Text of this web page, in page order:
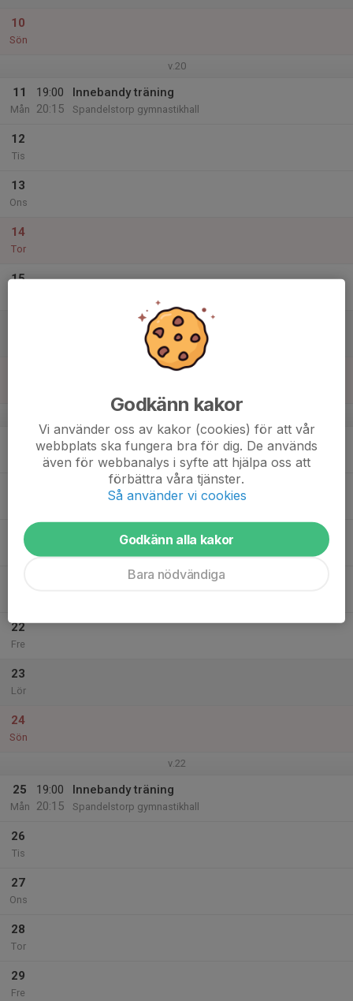
10
Sön
v.20
11
Mån
19:00
20:15
Innebandy träning
Spandelstorp gymnastikhall
12
Tis
13
Ons
14
Tor
15
v.21
19:00
20:15
Innebandy träning
Spandelstorp gymnastikhall
20
Ons
22
Fre
23
Lör
24
Sön
v.22
25
Mån
19:00
20:15
Innebandy träning
Spandelstorp gymnastikhall
26
Tis
27
Ons
28
Tor
29
Fre
Godkänn kakor
Vi använder oss av kakor (cookies) för att vår
webbplats ska fungera bra för dig. De används
även för webbanalys i syfte att hjälpa oss att
förbättra våra tjänster.
Så använder vi cookies
Godkänn alla kakor
Bara nödvändiga